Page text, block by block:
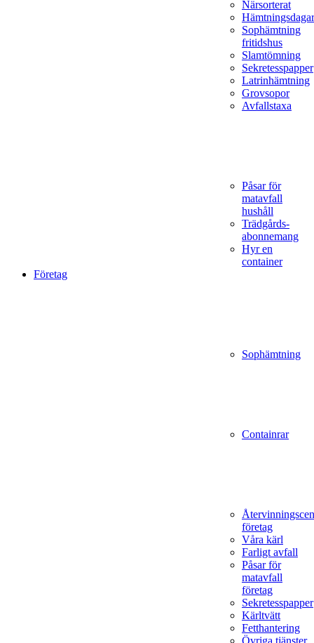
Närsorterat
Hämtningsdagar
Sophämtning
fritidshus
Slamtömning
Sekretesspapper
Latrinhämtning
Grovsopor
Avfallstaxa
Påsar för
matavfall
hushåll
Trädgårds­
abonnemang
Hyr en
container
Företag
Sophämtning
Containrar
företag
Våra kärl
Farligt avfall
Påsar för
matavfall
företag
Sekretesspapper
Kärltvätt
Fetthantering
Övriga tjänster